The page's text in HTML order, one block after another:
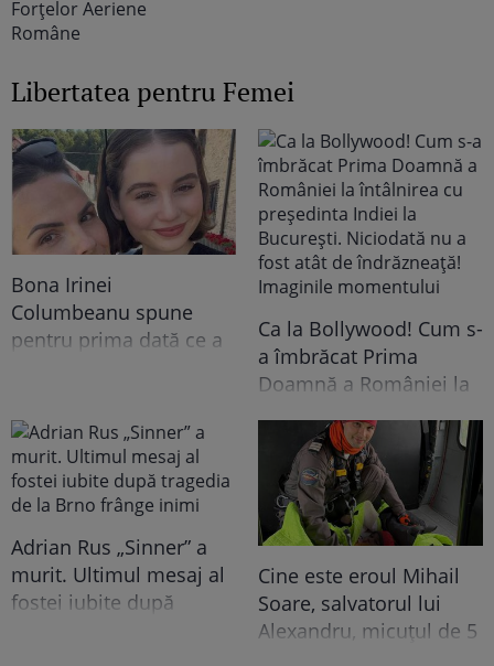
Libertatea pentru Femei
Bona Irinei
Columbeanu spune
pentru prima dată ce a
niciodată la TV: ”Eu am
cunoscut o altă latură a
relației lor. În casă era o
atmosferă..."
Ca la Bollywood! Cum s-
a îmbrăcat Prima
Doamnă a României la
Indiei la București.
Niciodată nu a fost atât
de îndrăzneață!
Imaginile momentului
Adrian Rus „Sinner” a
murit. Ultimul mesaj al
fostei iubite după
Cine este eroul Mihail
Soare, salvatorul lui
Alexandru, micuțul de 5